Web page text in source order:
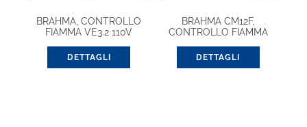
BRAHMA, CONTROLLO
FIAMMA VE3.2 110V
DETTAGLI
BRAHMA CM12F,
CONTROLLO FIAMMA
DETTAGLI